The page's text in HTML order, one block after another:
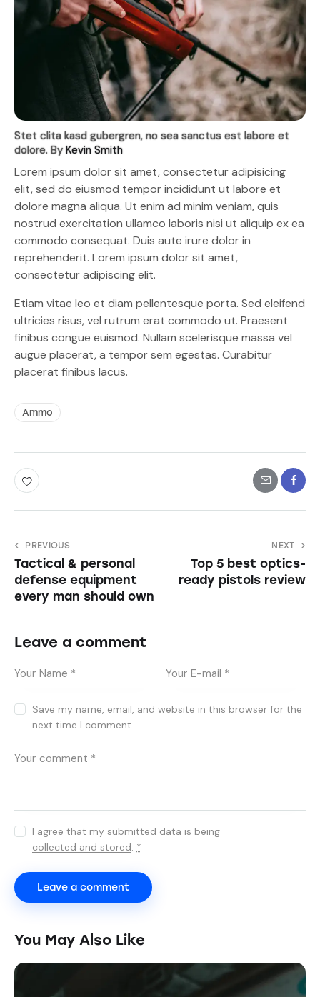
Stet clita kasd gubergren, no sea sanctus est labore et
dolore. ByKevin Smith
Lorem ipsum dolor sit amet, consectetur adipisicing
elit, sed do eiusmod tempor incididunt ut labore et
dolore magna aliqua. Ut enim ad minim veniam, quis
nostrud exercitation ullamco laboris nisi ut aliquip ex ea
commodo consequat. Duis aute irure dolor in
reprehenderit. Lorem ipsum dolor sit amet,
consectetur adipiscing elit.
Etiam vitae leo et diam pellentesque porta. Sed eleifend
ultricies risus, vel rutrum erat commodo ut. Praesent
finibus congue euismod. Nullam scelerisque massa vel
augue placerat, a tempor sem egestas. Curabitur
placerat finibus lacus.
Ammo
PREVIOUS
Tactical & personal
defense equipment
every man should own
NEXT
Top 5 best optics-
ready pistols review
Leave a comment
Save my name, email, and website in this browser for the
next time I comment.
I agree that my submitted data is being
collected and stored. *
You May Also Like